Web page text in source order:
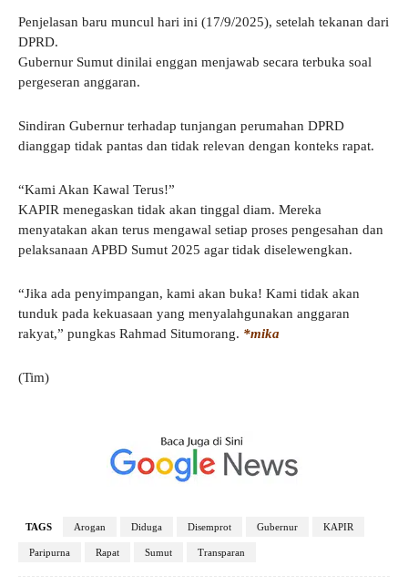
Penjelasan baru muncul hari ini (17/9/2025), setelah tekanan dari
DPRD.
Gubernur Sumut dinilai enggan menjawab secara terbuka soal
pergeseran anggaran.
Sindiran Gubernur terhadap tunjangan perumahan DPRD
dianggap tidak pantas dan tidak relevan dengan konteks rapat.
“Kami Akan Kawal Terus!”
KAPIR menegaskan tidak akan tinggal diam. Mereka
menyatakan akan terus mengawal setiap proses pengesahan dan
pelaksanaan APBD Sumut 2025 agar tidak diselewengkan.
“Jika ada penyimpangan, kami akan buka! Kami tidak akan
tunduk pada kekuasaan yang menyalahgunakan anggaran
rakyat,” pungkas Rahmad Situmorang. *mika
(Tim)
TAGS Arogan Diduga Disemprot Gubernur KAPIR
Paripurna Rapat Sumut Transparan